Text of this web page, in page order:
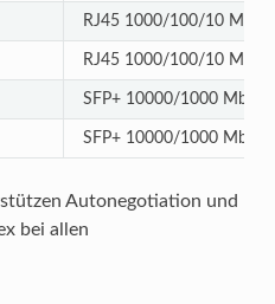
RJ45 1000/100/10 Mbit/s
RJ45 1000/100/10 Mbit/s
SFP+ 10000/1000 Mbit/s
SFP+ 10000/1000 Mbit/s
Autonegotiation und
bei allen